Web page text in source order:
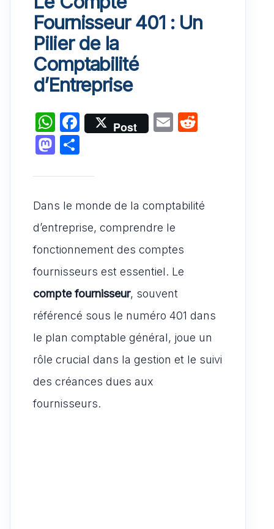
Fournisseur 401 : Un
Pilier de la
Comptabilité
d’Entreprise
W
h
at
s
A
p
p
F
a
e
b
o
o
k
Post
E
t
M
st
o
d
o
n
ta
g
er
Dans le monde de la comptabilité
d’entreprise, comprendre le
fonctionnement des comptes
fournisseurs est essentiel. Le
compte fournisseur, souvent
référencé sous le numéro 401 dans
le plan comptable général, joue un
rôle crucial dans la gestion et le suivi
des créances dues aux
fournisseurs.